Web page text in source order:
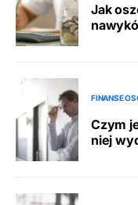
Jak
FINANSE
Czym
niej